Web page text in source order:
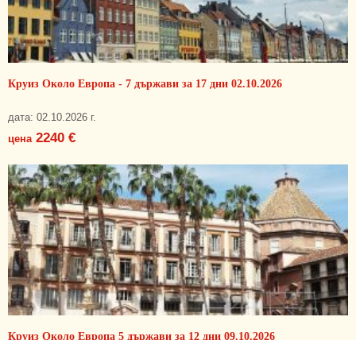
Круиз Около Европа - 7 държави за 17 дни 02.10.2026
дата: 02.10.2026 г.
цена2240 €
Круиз Около Европа 5 държави за 12 дни 09.10.2026